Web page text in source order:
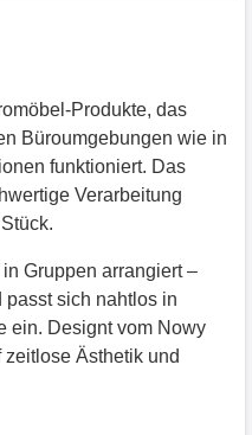
Produkte, das
Büroumgebungen wie in
funktioniert. Das
Verarbeitung
Gruppen arrangiert –
sich nahtlos in
ein. Designt vom Nowy
Ästhetik und